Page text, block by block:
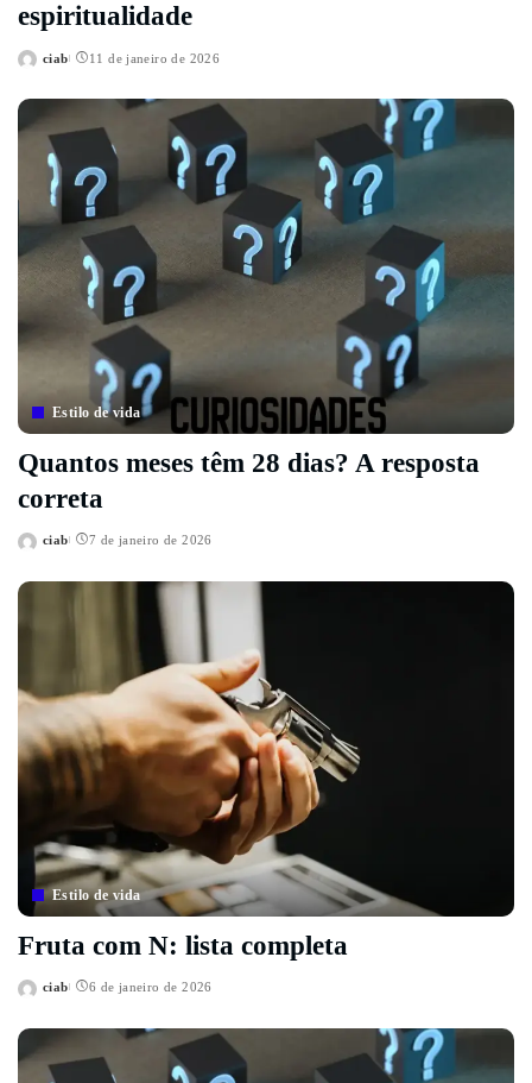
espiritualidade
Posted
ciab 11 de janeiro de 2026
Estilo de vida
Quantos meses têm 28 dias? A resposta
correta
Posted
ciab 7 de janeiro de 2026
Estilo de vida
Fruta com N: lista completa
Posted
ciab 6 de janeiro de 2026